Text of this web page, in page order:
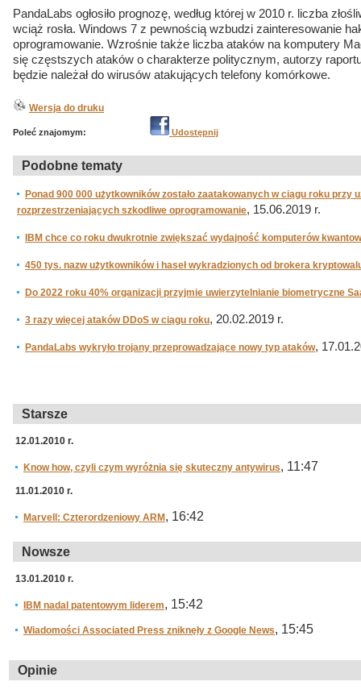
PandaLabs ogłosiło prognozę, według której w 2010 r. liczba
wciąż rosła. Windows 7 z pewnością wzbudzi zainteresowanie
oprogramowanie. Wzrośnie także liczba ataków na komputery
się częstszych ataków o charakterze politycznym, autorzy
będzie należał do wirusów atakujących telefony komórkowe.
Wersja do druku
Poleć znajomym: Udostępnij
Podobne tematy
Ponad 900 000 użytkowników zostało zaatakowanych w ciągu roku przy
rozprzestrzeniających szkodliwe oprogramowanie, 15.06.2019 r.
IBM chce co roku dwukrotnie zwiększać wydajność komputerów
450 tys. nazw użytkowników i haseł wykradzionych od brokera
Do 2022 roku 40% organizacji przyjmie uwierzytelnianie biometryczne
3 razy więcej ataków DDoS w ciągu roku, 20.02.2019 r.
PandaLabs wykryło trojany przeprowadzające nowy typ ataków,
Starsze
12.01.2010 r.
Know how, czyli czym wyróżnia się skuteczny antywirus, 11:47
11.01.2010 r.
Marvell: Czterordzeniowy ARM , 16:42
Nowsze
13.01.2010 r.
IBM nadal patentowym liderem, 15:42
Wiadomości Associated Press zniknęły z Google News, 15:45
Opinie